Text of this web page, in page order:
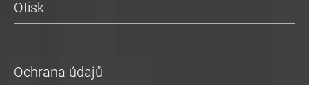
Otisk
Ochrana údajů